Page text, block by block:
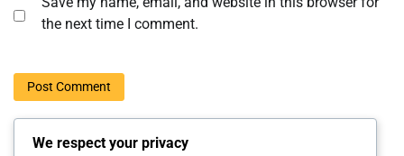
the next time I comment.
We respect your privacy